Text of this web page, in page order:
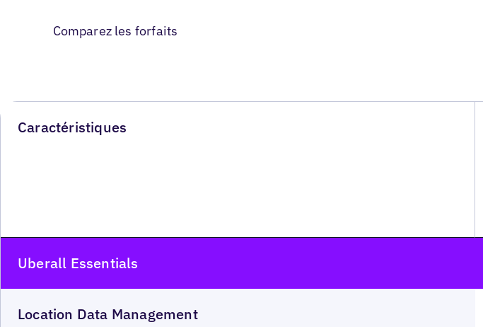
Comparez les forfaits
Caractéristiques
Uberall Essentials
Location Data Management